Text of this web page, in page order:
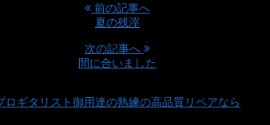
前の記事へ
夏の残滓
次の記事へ
間に合いました
ロギタリスト御用達の熟練の高品質リペアなら